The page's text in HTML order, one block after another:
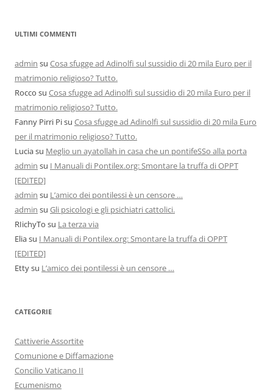
ULTIMI COMMENTI
admin su Cosa sfugge ad Adinolfi sul sussidio di 20 mila Euro per il
matrimonio religioso? Tutto.
Rocco su Cosa sfugge ad Adinolfi sul sussidio di 20 mila Euro per il
matrimonio religioso? Tutto.
Fanny Pirri Pisu Cosa sfugge ad Adinolfi sul sussidio di 20 mila Euro
per il matrimonio religioso? Tutto.
Luciasu Meglio un ayatollah in casa che un pontifeSSo alla porta
admin su I Manuali di Pontilex.org: Smontare la truffa di OPPT
[EDITED]
admin su L’amico dei pontilessi è un censore …
admin su Gli psicologi e gli psichiatri cattolici.
RIichyTo su La terza via
Eliasu I Manuali di Pontilex.org: Smontare la truffa di OPPT
[EDITED]
Ettysu L’amico dei pontilessi è un censore …
CATEGORIE
Cattiverie Assortite
Comunione e Diffamazione
Concilio Vaticano II
Ecumenismo